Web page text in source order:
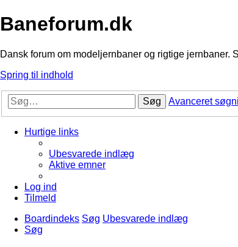
Baneforum.dk
Dansk forum om modeljernbaner og rigtige jernbaner.
Spring til indhold
Søg Avanceret
Hurtige links
Ubesvarede indlæg
Aktive emner
Log ind
Tilmeld
Boardindeks Søg Ubesvarede indlæg
Søg